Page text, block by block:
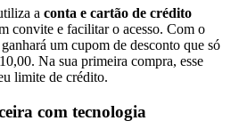
a conta e cartão de crédito
convite e facilitar o acesso. Com o
um cupom de desconto que só
Na sua primeira compra, esse
limite de crédito.
com tecnologia